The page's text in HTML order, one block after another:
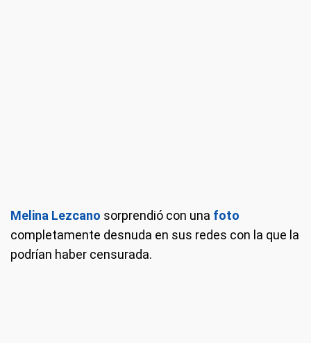
Melina Lezcano sorprendió con una foto
completamente desnuda en sus redes con la que la
podrían haber censurada.